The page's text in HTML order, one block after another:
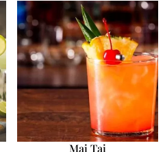
Mai Tai